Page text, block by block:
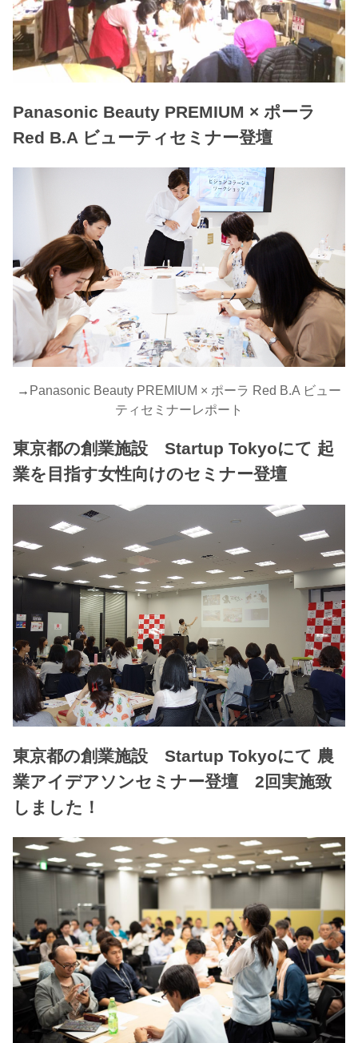
Panasonic Beauty PREMIUM × ポーラ
Red B.A ビューティセミナー登壇
→ Panasonic Beauty PREMIUM × ポーラ Red B.A ビュー
ティセミナーレポート
東京都の創業施設 Startup Tokyoにて 起
業を目指す女性向けのセミナー登壇
東京都の創業施設 Startup Tokyoにて 農
業アイデアソンセミナー登壇 2回実施致
しました！